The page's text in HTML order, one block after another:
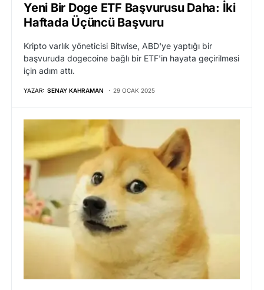
Yeni Bir Doge ETF Başvurusu Daha: İki
Haftada Üçüncü Başvuru
Kripto varlık yöneticisi Bitwise, ABD'ye yaptığı bir
başvuruda dogecoine bağlı bir ETF'in hayata geçirilmesi
için adım attı.
YAZAR: SENAY KAHRAMAN 29 OCAK 2025